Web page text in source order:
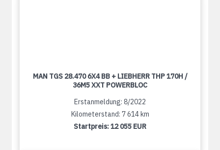
MAN TGS 28.470 6X4 BB + LIEBHERR THP 170H /
36M5 XXT POWERBLOC
Erstanmeldung: 8/2022
Kilometerstand: 7 614 km
Startpreis:12 055 EUR